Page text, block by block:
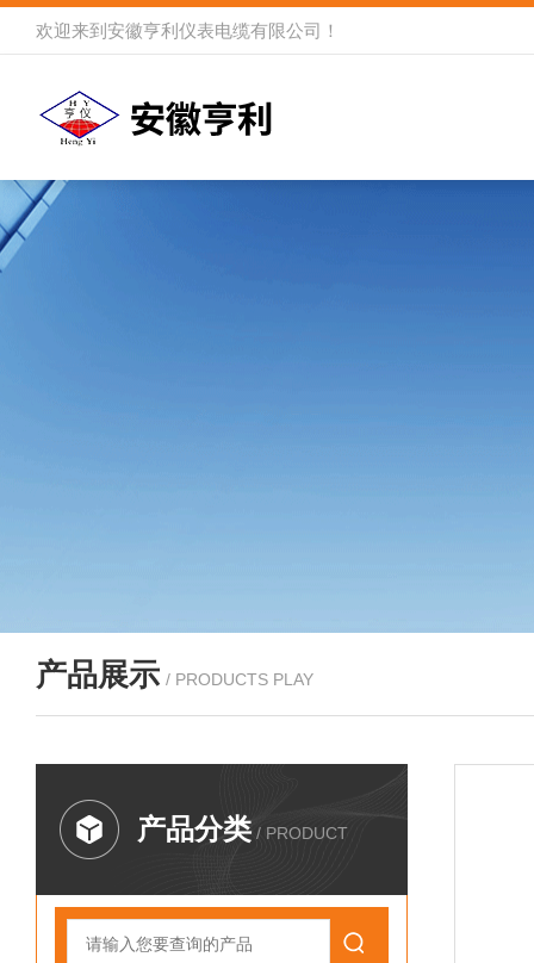
欢迎来到 安徽亨利仪表电缆有限公司 ！
产品展示 / PRODUCTS PLAY
产品分类 / PRODUCT